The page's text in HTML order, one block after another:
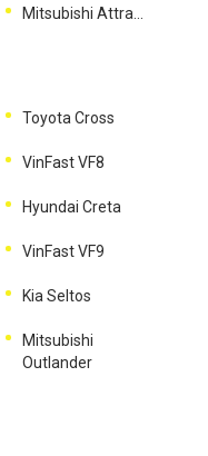
Toyota Cross
VinFast VF8
Hyundai Creta
VinFast VF9
Kia Seltos
Mitsubishi
Outlander